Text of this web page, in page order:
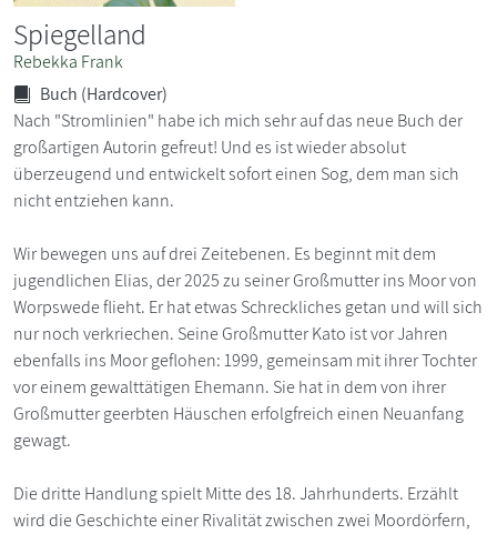
Spiegelland
Rebekka Frank
Buch (Hardcover)
Nach "Stromlinien" habe ich mich sehr auf das neue Buch der
großartigen Autorin gefreut! Und es ist wieder absolut
überzeugend und entwickelt sofort einen Sog, dem man sich
nicht entziehen kann.
Wir bewegen uns auf drei Zeitebenen. Es beginnt mit dem
jugendlichen Elias, der 2025 zu seiner Großmutter ins Moor von
Worpswede flieht. Er hat etwas Schreckliches getan und will sich
nur noch verkriechen. Seine Großmutter Kato ist vor Jahren
ebenfalls ins Moor geflohen: 1999, gemeinsam mit ihrer Tochter
vor einem gewalttätigen Ehemann. Sie hat in dem von ihrer
Großmutter geerbten Häuschen erfolgfreich einen Neuanfang
gewagt.
Die dritte Handlung spielt Mitte des 18. Jahrhunderts. Erzählt
wird die Geschichte einer Rivalität zwischen zwei Moordörfern,